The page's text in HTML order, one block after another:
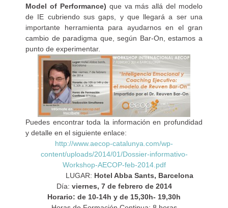
Model of Performance) que va más allá del modelo
de IE cubriendo sus gaps, y que llegará a ser una
importante herramienta para ayudarnos en el gran
cambio de paradigma que, según Bar-On, estamos a
punto de experimentar.
Puedes encontrar toda la información en profundidad
y detalle en el siguiente enlace:
http://www.aecop-catalunya.com/wp-
content/uploads/2014/01/Dossier-informativo-
Workshop-AECOP-feb-2014.pdf
LUGAR: Hotel Abba Sants, Barcelona
Día: viernes, 7 de febrero de 2014
Horario: de 10-14h y de 15,30h- 19,30h